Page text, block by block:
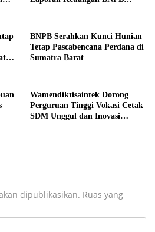
BNPB Serahkan Kunci Hunian
Tetap Pascabencana Perdana di
Sumatra Barat
Wamendiktisaintek Dorong
Perguruan Tinggi Vokasi Cetak
SDM Unggul dan Inovasi
dipublikasikan. Ruas yang